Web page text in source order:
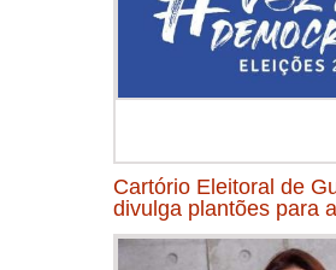
Cartório Eleitoral de
divulga plantões para